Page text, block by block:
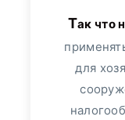
Банк "ТРАСТ"
Пресс-релизы
Так что налоговые ставки должны
для